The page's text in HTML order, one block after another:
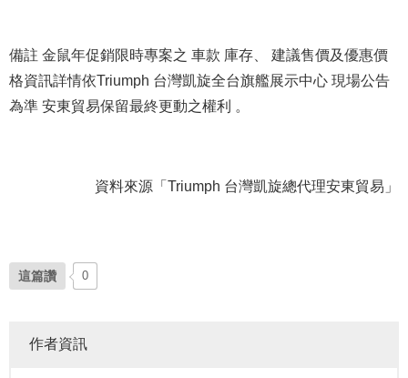
備註 金鼠年促銷限時專案之 車款 庫存、 建議售價及優惠價
格資訊詳情依Triumph 台灣凱旋全台旗艦展示中心 現場公告
為準 安東貿易保留最終更動之權利 。
資料來源「Triumph 台灣凱旋總代理安東貿易」
這篇讚 0
作者資訊